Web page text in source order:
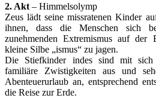
2. Akt – Himmelsolymp
Zeus lädt seine missratenen Kinder
ihnen, dass die Menschen sich
zunehmenden Extremismus auf
kleine Silbe „ismus“ zu jagen.
Die Stiefkinder indes sind mit sich
familiäre Zwistigkeiten aus und
Abenteuerurlaub an, entsprechend
die Reise zur Erde.